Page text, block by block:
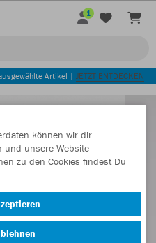
1
Artikel | JETZT ENTDECKEN
können wir dir
und unsere Website
zu den Cookies findest Du